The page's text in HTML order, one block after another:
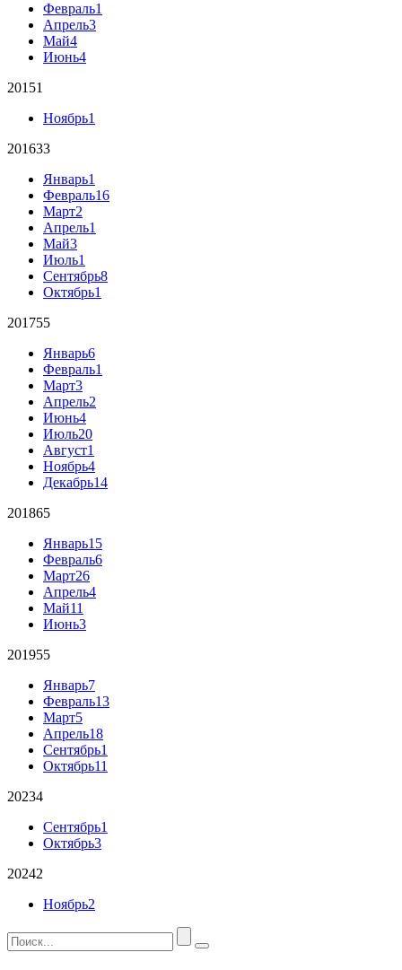
Февраль1
Апрель3
Май4
Июнь4
20151
Ноябрь1
201633
Январь1
Февраль16
Март2
Апрель1
Май3
Июль1
Сентябрь8
Октябрь1
201755
Январь6
Февраль1
Март3
Апрель2
Июнь4
Июль20
Август1
Ноябрь4
Декабрь14
201865
Январь15
Февраль6
Март26
Апрель4
Май11
Июнь3
201955
Январь7
Февраль13
Март5
Апрель18
Сентябрь1
Октябрь11
20234
Сентябрь1
Октябрь3
20242
Ноябрь2